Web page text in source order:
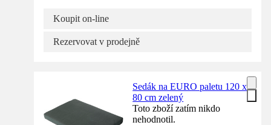
Koupit on-line
Rezervovat v prodejně
Sedák na EURO paletu 120 x
80 cm zelený
Toto zboží zatím nikdo
nehodnotil.